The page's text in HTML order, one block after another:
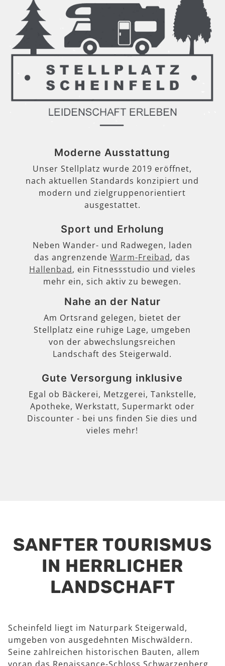
Moderne Ausstattung
Unser Stellplatz wurde 2019 eröffnet,
nach aktuellen Standards konzipiert und
modern und zielgruppenorientiert
ausgestattet.
Sport und Erholung
Neben Wander- und Radwegen, laden
das angrenzendeWarm-Freibad, das
Hallenbad, ein Fitnessstudio und vieles
mehr ein, sich aktiv zu bewegen.
Nahe an der Natur
Am Ortsrand gelegen, bietet der
Stellplatz eine ruhige Lage, umgeben
von der abwechslungsreichen
Landschaft des Steigerwald.
Gute Versorgung inklusive
Egal ob Bäckerei, Metzgerei, Tankstelle,
Apotheke, Werkstatt, Supermarkt oder
Discounter - bei uns finden Sie dies und
vieles mehr!
SANFTER TOURISMUS
IN HERRLICHER
LANDSCHAFT
Scheinfeld liegt im Naturpark Steigerwald,
umgeben von ausgedehnten Mischwäldern.
Seine zahlreichen historischen Bauten, allem